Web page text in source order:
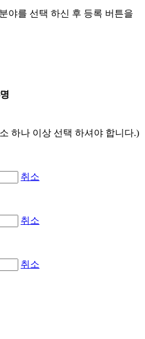
야를 선택 하신 후 등록 버튼을
하나 이상 선택 하셔야 합니다.)
취소
취소
취소